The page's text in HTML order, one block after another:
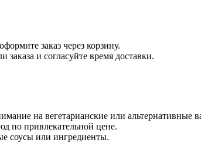
заказ через корзину.
и согласуйте время доставки.
на вегетарианские или альтернативные
по привлекательной цене.
соусы или ингредиенты.